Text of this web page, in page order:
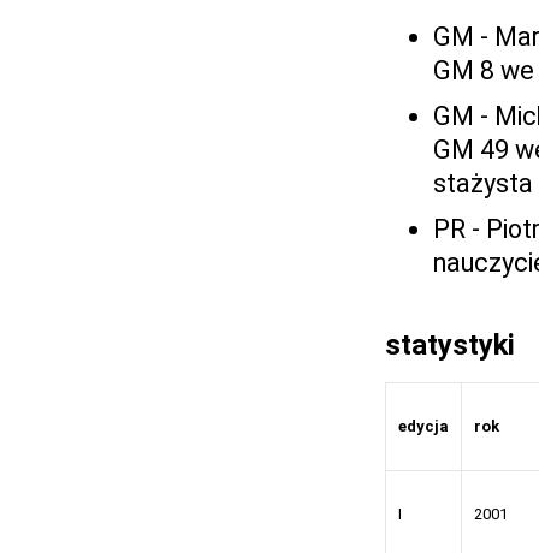
GM -
GM 8
GM -
GM 49
stażysta
PR -
statystyki
edycja rok
I 2001